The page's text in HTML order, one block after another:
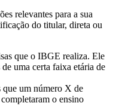
relevantes para a sua
do titular, direta ou
que o IBGE realiza. Ele
uma certa faixa etária de
que um número X de
o ensino